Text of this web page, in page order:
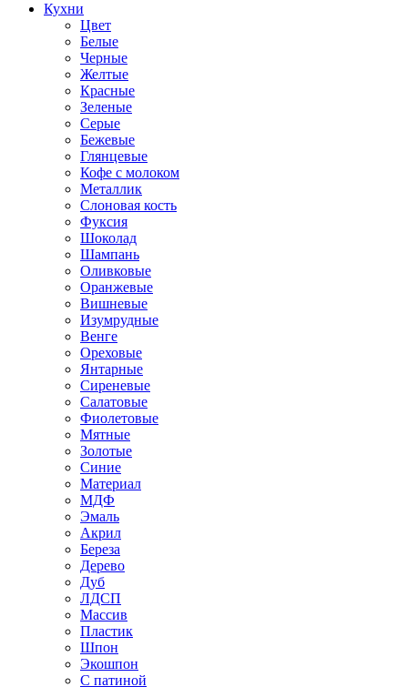
Кухни
Цвет
Белые
Черные
Желтые
Красные
Зеленые
Серые
Бежевые
Глянцевые
Кофе с молоком
Металлик
Слоновая кость
Фуксия
Шоколад
Шампань
Оливковые
Оранжевые
Вишневые
Изумрудные
Венге
Ореховые
Янтарные
Сиреневые
Салатовые
Фиолетовые
Мятные
Золотые
Синие
Материал
МДФ
Эмаль
Акрил
Береза
Дерево
Дуб
ЛДСП
Массив
Пластик
Шпон
Экошпон
С патиной